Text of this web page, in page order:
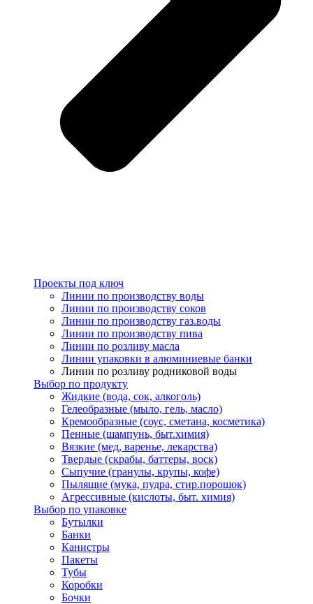
Проекты под ключ
Линии по производству воды
Линии по производству соков
Линии по производству газ.воды
Линии по производству пива
Линии по розливу масла
Линии упаковки в алюминиевые банки
Линии по розливу родниковой воды
Выбор по продукту
Жидкие (вода, сок, алкоголь)
Гелеобразные (мыло, гель, масло)
Кремообразные (соус, сметана, косметика)
Пенные (шампунь, быт.химия)
Вязкие (мед, варенье, лекарства)
Твердые (скрабы, баттеры, воск)
Сыпучие (гранулы, крупы, кофе)
Пылящие (мука, пудра, стир.порошок)
Агрессивные (кислоты, быт. химия)
Выбор по упаковке
Бутылки
Банки
Канистры
Пакеты
Тубы
Коробки
Бочки